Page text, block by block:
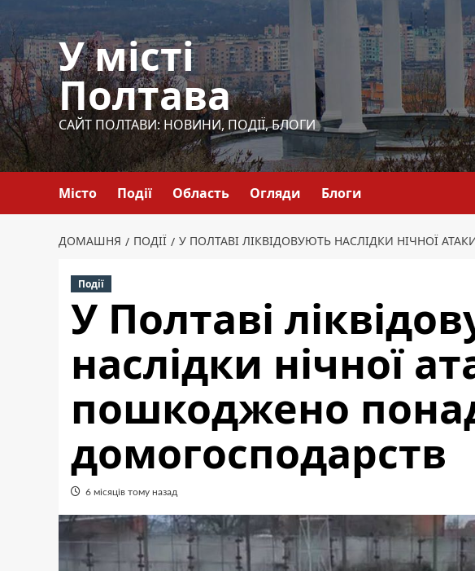
до
вмісту
У місті
Полтава
САЙТ ПОЛТАВИ: НОВИНИ, ПОДІЇ, БЛОГИ
Місто Події Область Огляди Блоги
ДОМАШНЯ ПОДІЇ У ПОЛТАВІ ЛІКВІДОВУЮТЬ НАСЛІДКИ НІЧНОЇ
Події
У Полтаві
наслідки нічної
пошкоджено
домогосподарств
6 місяців тому назад